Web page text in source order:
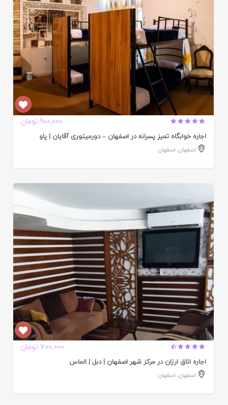
900,000 تومان
اجاره خوابگاه تمیز پسرانه در اصفهان – دورمیتوری آقایان | پاو
اصفهان, اصفهان
700,000 تومان
اجاره اتاق ارزان در مرکز شهر اصفهان | دبل | الماس
اصفهان, اصفهان